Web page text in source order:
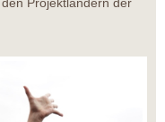
Projektländern der